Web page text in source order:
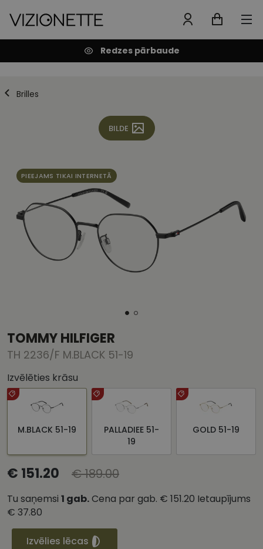
Redzes pārbaude
Brilles
BILDE
PIEEJAMS TIKAI INTERNETĀ
TOMMY HILFIGER
TH 2236/F M.BLACK 51-19
Izvēlēties krāsu
M.BLACK 51-19
PALLADIEE 51-
19
GOLD 51-19
€ 151.20 € 189.00
Tu saņemsi 1 gab.Cena par gab. € 151.20 Ietaupījums
€ 37.80
Izvēlies lēcas